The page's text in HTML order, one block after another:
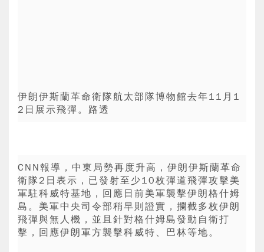
伊朗伊斯蘭革命衛隊航太部隊博物館去年11月1
2日展示飛彈。路透
CNN報導，中東局勢再度升高，伊朗伊斯蘭革命
衛隊2日表示，已發射至少10枚彈道飛彈攻擊美
軍駐科威特基地，回應日前美軍襲擊伊朗格什姆
島。美軍中央司令部稍早則證實，攔截多枚伊朗
飛彈與無人機，並且針對格什姆島發動自衛打
擊，回應伊朗軍方襲擊科威特、巴林等地。